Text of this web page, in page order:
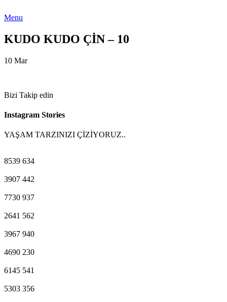
Menu
KUDO KUDO ÇİN – 10
10 Mar
Bizi Takip edin
Instagram Stories
YAŞAM TARZINIZI ÇİZİYORUZ..
8539 634
3907 442
7730 937
2641 562
3967 940
4690 230
6145 541
5303 356